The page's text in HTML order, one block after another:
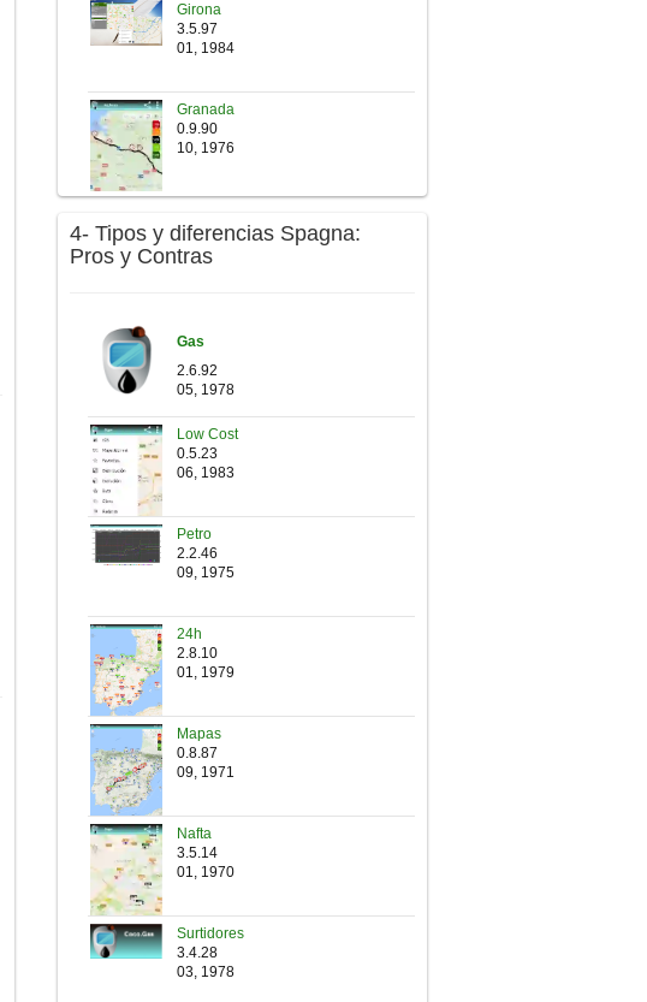
Girona
3.5.97
01, 1984
Granada
0.9.90
10, 1976
4- Tipos y diferencias Spagna:
Pros y Contras
Gas
2.6.92
05, 1978
Low Cost
0.5.23
06, 1983
Petro
2.2.46
09, 1975
24h
2.8.10
01, 1979
Mapas
0.8.87
09, 1971
Nafta
3.5.14
01, 1970
Surtidores
3.4.28
03, 1978